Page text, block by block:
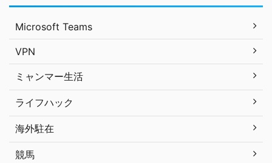
Microsoft Teams
VPN
ミャンマー生活
ライフハック
海外駐在
競馬